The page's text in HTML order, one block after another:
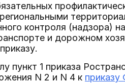
контроля (надзора)
и дорожном
пункт 1 приказа
N 2 и N 4 к